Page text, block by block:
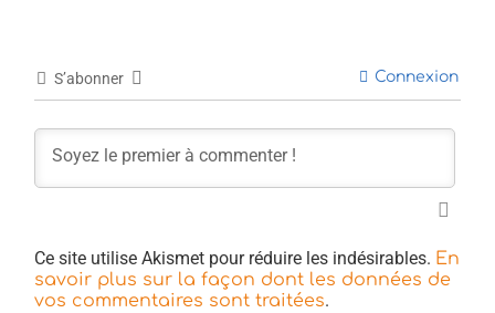
S’abonner Connexion
Ce site utilise Akismet pour réduire les indésirables. En
savoir plus sur la façon dont les données de
vos commentaires sont traitées.